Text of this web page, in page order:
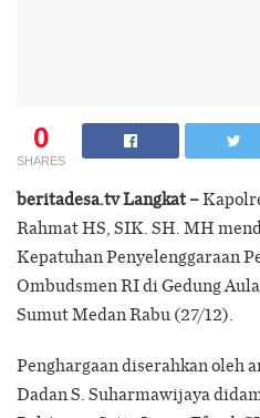
0
SHARES
beritadesa.tv Langkat –
Rahmat HS, SIK. SH. MH
Kepatuhan Penyelenggaraan
Ombudsmen RI di Gedung
Sumut Medan Rabu (27/12).
Penghargaan diserahkan oleh
Dadan S. Suharmawijaya